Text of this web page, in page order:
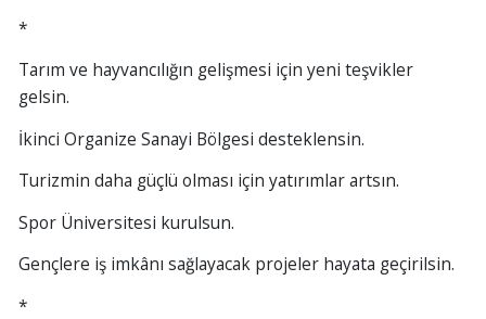
*
Tarım ve hayvancılığın gelişmesi için yeni teşvikler
gelsin.
İkinci Organize Sanayi Bölgesi desteklensin.
Turizmin daha güçlü olması için yatırımlar artsın.
Spor Üniversitesi kurulsun.
Gençlere iş imkânı sağlayacak projeler hayata geçirilsin.
*